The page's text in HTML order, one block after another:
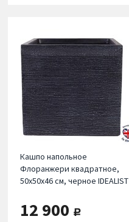
Кашпо напольное
Флоранжери квадратное,
50х50х46 см, черное IDEALIST
12 900 руб.